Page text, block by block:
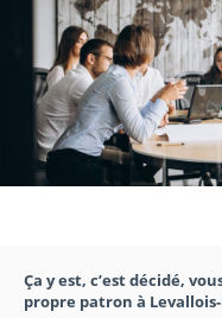
Ça y est, c’est décidé,
propre patron à